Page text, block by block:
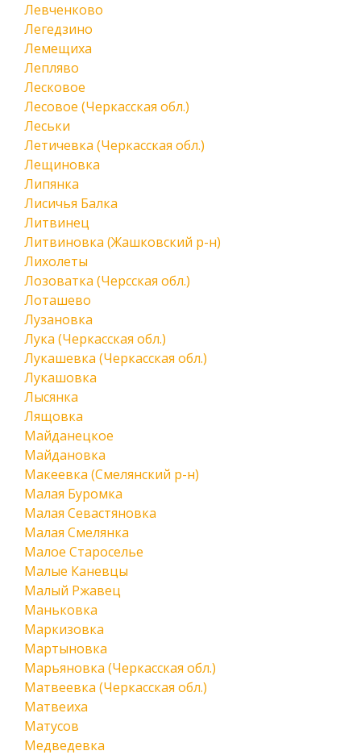
Левченково
Легедзино
Лемещиха
Лепляво
Лесковое
Лесовое (Черкасская обл.)
Леськи
Летичевка (Черкасская обл.)
Лещиновка
Липянка
Лисичья Балка
Литвинец
Литвиновка (Жашковский р-н)
Лихолеты
Лозоватка (Черсская обл.)
Лоташево
Лузановка
Лука (Черкасская обл.)
Лукашевка (Черкасская обл.)
Лукашовка
Лысянка
Лящовка
Майданецкое
Майдановка
Макеевка (Смелянский р-н)
Малая Буромка
Малая Севастяновка
Малая Смелянка
Малое Староселье
Малые Каневцы
Малый Ржавец
Маньковка
Маркизовка
Мартыновка
Марьяновка (Черкасская обл.)
Матвеевка (Черкасская обл.)
Матвеиха
Матусов
Медведевка